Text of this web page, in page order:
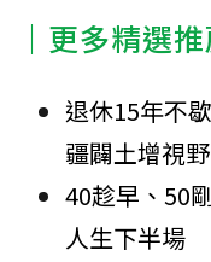
｜更多精選
退休15年不
疆闢土增視野
40趁早、50
人生下半場